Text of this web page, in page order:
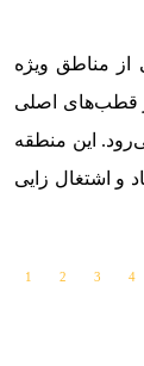
از مناطق ویژه
قطب‌های اصلی
این منطقه
و اشتغال زایی